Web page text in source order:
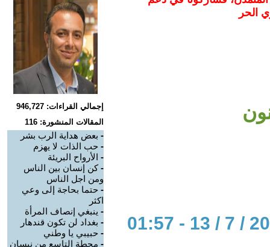
الحر
إجمالي القراءات: 946,727
المقالات المنشورة: 116
- بعض هداية الرب بشر
- حب الذات لا يهزم
- الأرواح البريئة
-كن إنسان بين الناس
ومن اجل الناس
- حتما بحاجة إلى وعي
اكثر
- ينبغي إنصاف المرأة
- بغداد لن تكون قندهار
- حبيبي يا وطني
- محطة التاسع من نيسان